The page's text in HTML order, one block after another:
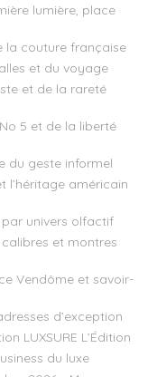
lumière, place
la couture française
et du voyage
et de la rareté
5 et de la liberté
du geste informel
l’héritage américain
par univers olfactif
et montres
Vendôme et savoir-
d’exception
LUXSURE L’Édition
du luxe